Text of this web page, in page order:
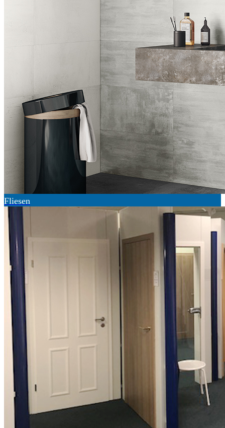
Fliesen